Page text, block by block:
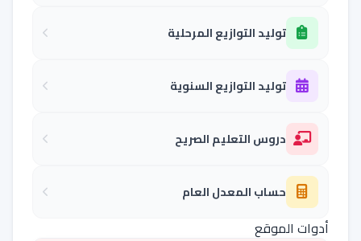
توليد التوازيع المرحلية
توليد التوازيع السنوية
دروس التعليم الصريح
حساب المعدل العام
أدوات الموقع